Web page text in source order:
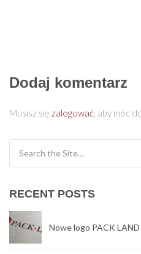
Dodaj komentarz
Musisz się zalogować, aby móc
RECENT POSTS
Nowe logo PACK LAND